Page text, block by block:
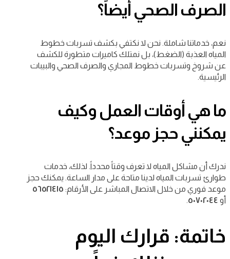
الصرف الصحي أيضاً؟
نعم، خدماتنا شاملة. نحن لا نكتفي بكشف تسربات خطوط
المياه العذبة (الضغط)، بل نمتلك كاميرات متطورة للكشف
عن شروخ وتسربات خطوط المجاري والصرف الصحي والبيبات
الرئيسية.
ما هي أوقات العمل وكيف
يمكنني حجز موعد؟
ندرك أن مشاكل المياه لا تعرف وقتاً محدداً. لذلك، خدمات
طوارئ تسربات المياه لدينا متاحة على مدار الساعة. يمكنك حجز
موعد فوري من خلال الاتصال المباشر على الأرقام: ٥٦٥٢١٤١٥
أو ٥٠٧٠٢٠٤٤.
خاتمة: قرارك اليوم